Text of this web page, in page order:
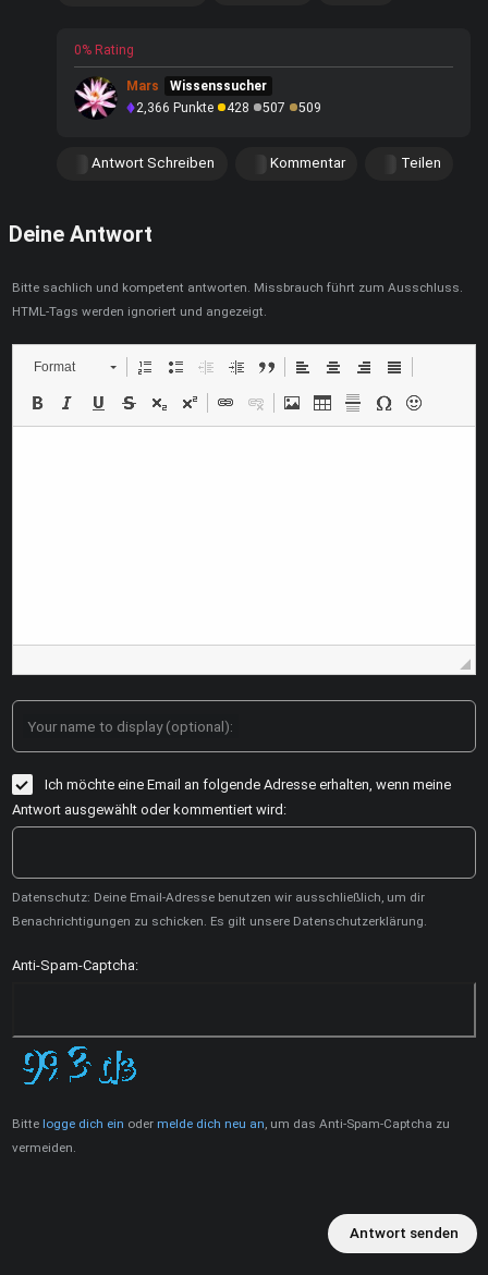
0% Rating
Mars
Wissenssucher
2,366 Punkte 428 507 509
Antwort Schreiben Kommentar Teilen
Deine Antwort
Bitte sachlich und kompetent antworten. Missbrauch führt zum Ausschluss.
HTML-Tags werden ignoriert und angezeigt.
Format
Your name to display (optional):
Ich möchte eine Email an folgende Adresse erhalten, wenn meine
Antwort ausgewählt oder kommentiert wird:
Datenschutz: Deine Email-Adresse benutzen wir ausschließlich, um dir
Benachrichtigungen zu schicken. Es gilt unsere Datenschutzerklärung.
Anti-Spam-Captcha:
Bitte logge dich ein oder melde dich neu an , um das Anti-Spam-Captcha zu
vermeiden.
Antwort senden